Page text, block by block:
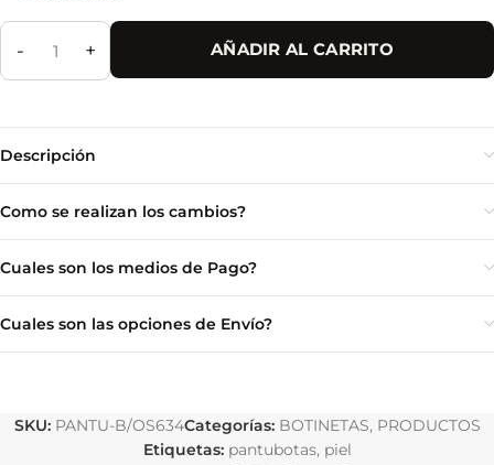
- + AÑADIR AL CARRITO
Descripción
Como se realizan los cambios?
Cuales son los medios de Pago?
Cuales son las opciones de Envío?
SKU: PANTU-B/OS634Categorías: BOTINETAS, PRODUCTOS
Etiquetas: pantubotas, piel